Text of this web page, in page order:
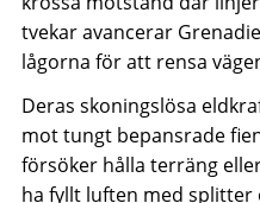
tvekar avancerar
lågorna för att rensa
Deras skoningslösa
mot tungt bepansrade
försöker hålla terräng
ha fyllt luften med